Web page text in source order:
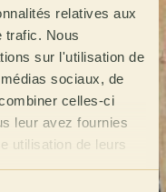
relatives aux
trafic. Nous
sur l'utilisation de
sociaux, de
celles-ci
leur avez fournies
utilisation de leurs